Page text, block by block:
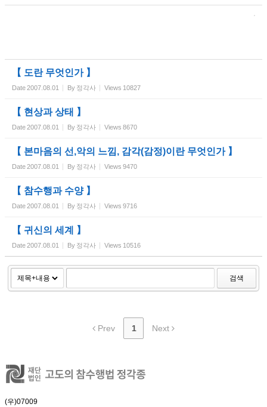
【 도란 무엇인가 】
Date2007.08.01 By 정각사 Views 10827
【 현상과 상태 】
Date2007.08.01 By 정각사 Views 8670
【 본마음의 선,악의 느낌, 감각(감정)이란 무엇인가 】
Date2007.08.01 By 정각사 Views 9470
【 참수행과 수양 】
Date2007.08.01 By 정각사 Views 9716
【 귀신의 세계 】
Date2007.08.01 By 정각사 Views 10516
검색
Prev 1 Next
(우)07009